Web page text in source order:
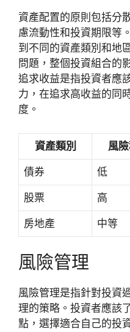
資產配置的原則包括分
慮流動性和投資期限等
到不同的資產類別和地
問題，整個投資組合的
追求收益是指投資者應
力，在追求高收益的同
度。
資產類別 風
債券 低
股票 高
房地產 中等
風險管理
風險管理是指針對投資
理的策略。投資者應該
點，選擇適合自己的投